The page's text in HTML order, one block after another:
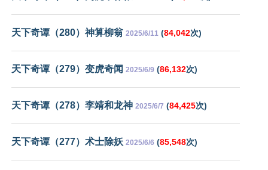
天下奇谭（280）神算柳翁 2025/6/11 (84,042次)
天下奇谭（279）变虎奇闻 2025/6/9 (86,132次)
天下奇谭（278）李靖和龙神 2025/6/7 (84,425次)
天下奇谭（277）术士除妖 2025/6/6 (85,548次)